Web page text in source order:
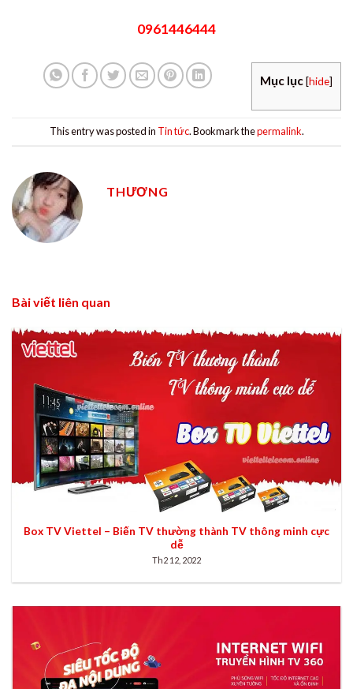
0961446444
Mục lục[hide]
This entry was posted in Tin tức. Bookmark thepermalink.
THƯƠNG
Bài viết liên quan
Box TV Viettel – Biến TV thường thành TV thông minh cực
dễ
Th2 12, 2022